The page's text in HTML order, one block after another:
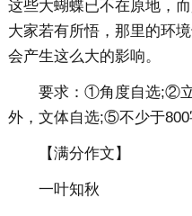
这些大蝴蝶已不在原地，
大家若有所悟，那里的环
会产生这么大的影响。
要求：①角度自选;②
外，文体自选;⑤不少于800
【满分作文】
一叶知秋